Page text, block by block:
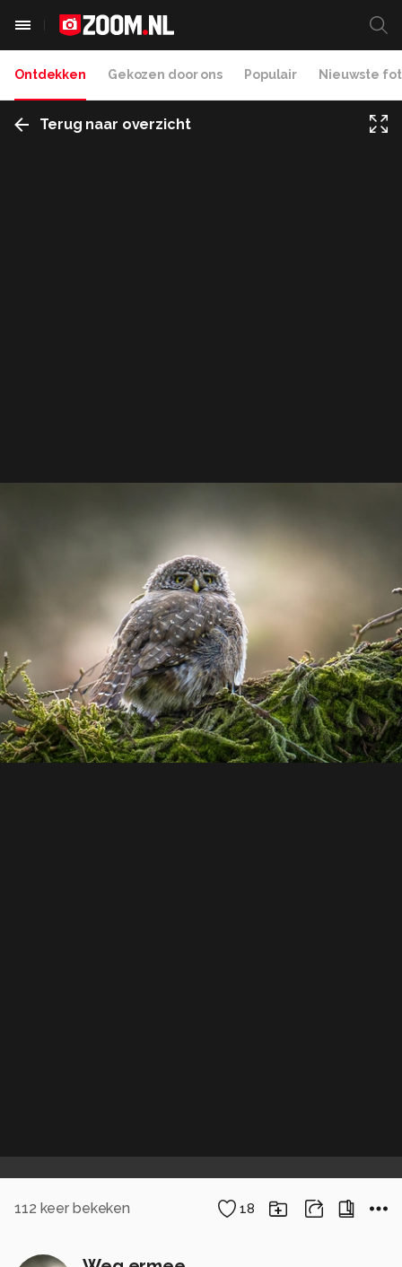
Ontdekken Gekozen door ons Populair Nieuwste
Terug naar overzicht
112 keer bekeken 18